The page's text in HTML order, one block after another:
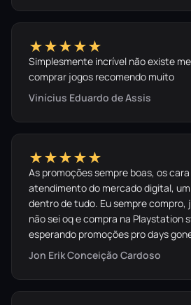
★★★★★
Simplesmente incrível não existe
comprar jogos recomendo muito
Vinícius Eduardo de Assis
★★★★★
As promoções sempre boas, os
atendimento do mercado digital,
dentro de tudo. Eu sempre compro,
não sei oq e compra na Playstation
esperando promoções pro days
Jon Erik Conceição Cardoso